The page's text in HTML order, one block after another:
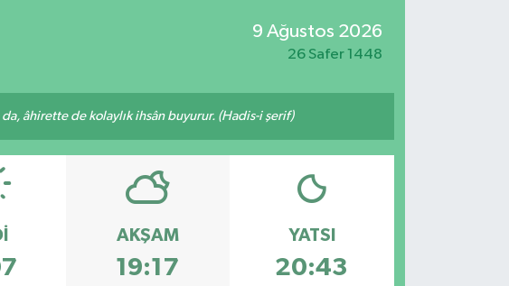
9 Ağustos 2026
26 Safer 1448
âhirette de kolaylık ihsân buyurur. (Hadis-i şerif)
AKŞAM
19:17
YATSI
20:43